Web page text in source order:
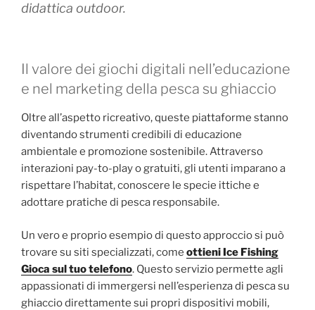
didattica outdoor.
Il valore dei giochi digitali nell’educazione
e nel marketing della pesca su ghiaccio
Oltre all’aspetto ricreativo, queste piattaforme stanno
diventando strumenti credibili di educazione
ambientale e promozione sostenibile. Attraverso
interazioni pay-to-play o gratuiti, gli utenti imparano a
rispettare l’habitat, conoscere le specie ittiche e
adottare pratiche di pesca responsabile.
Un vero e proprio esempio di questo approccio si può
trovare su siti specializzati, come ottieni Ice Fishing
Gioca sul tuo telefono. Questo servizio permette agli
appassionati di immergersi nell’esperienza di pesca su
ghiaccio direttamente sui propri dispositivi mobili,